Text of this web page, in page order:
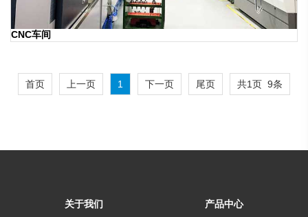
CNC车间
首页 上一页 1 下一页 尾页 共1页 9条
关于我们 产品中心